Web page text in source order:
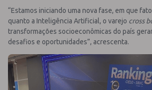
“Estamos iniciando uma nova fase, em que
quanto a Inteligência Artificial, o varejo cross
transformações socioeconômicas do país
desafios e oportunidades”, acrescenta.